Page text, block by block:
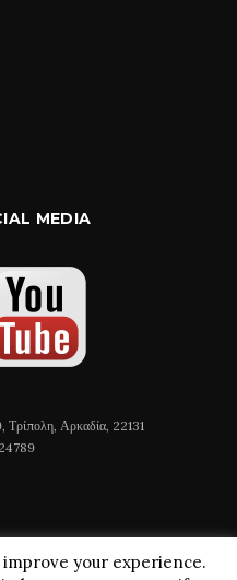
MEDIA
Τρίπολη, Αρκαδία, 22131
your experience.